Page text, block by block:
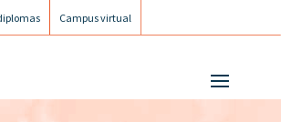
Campus virtual